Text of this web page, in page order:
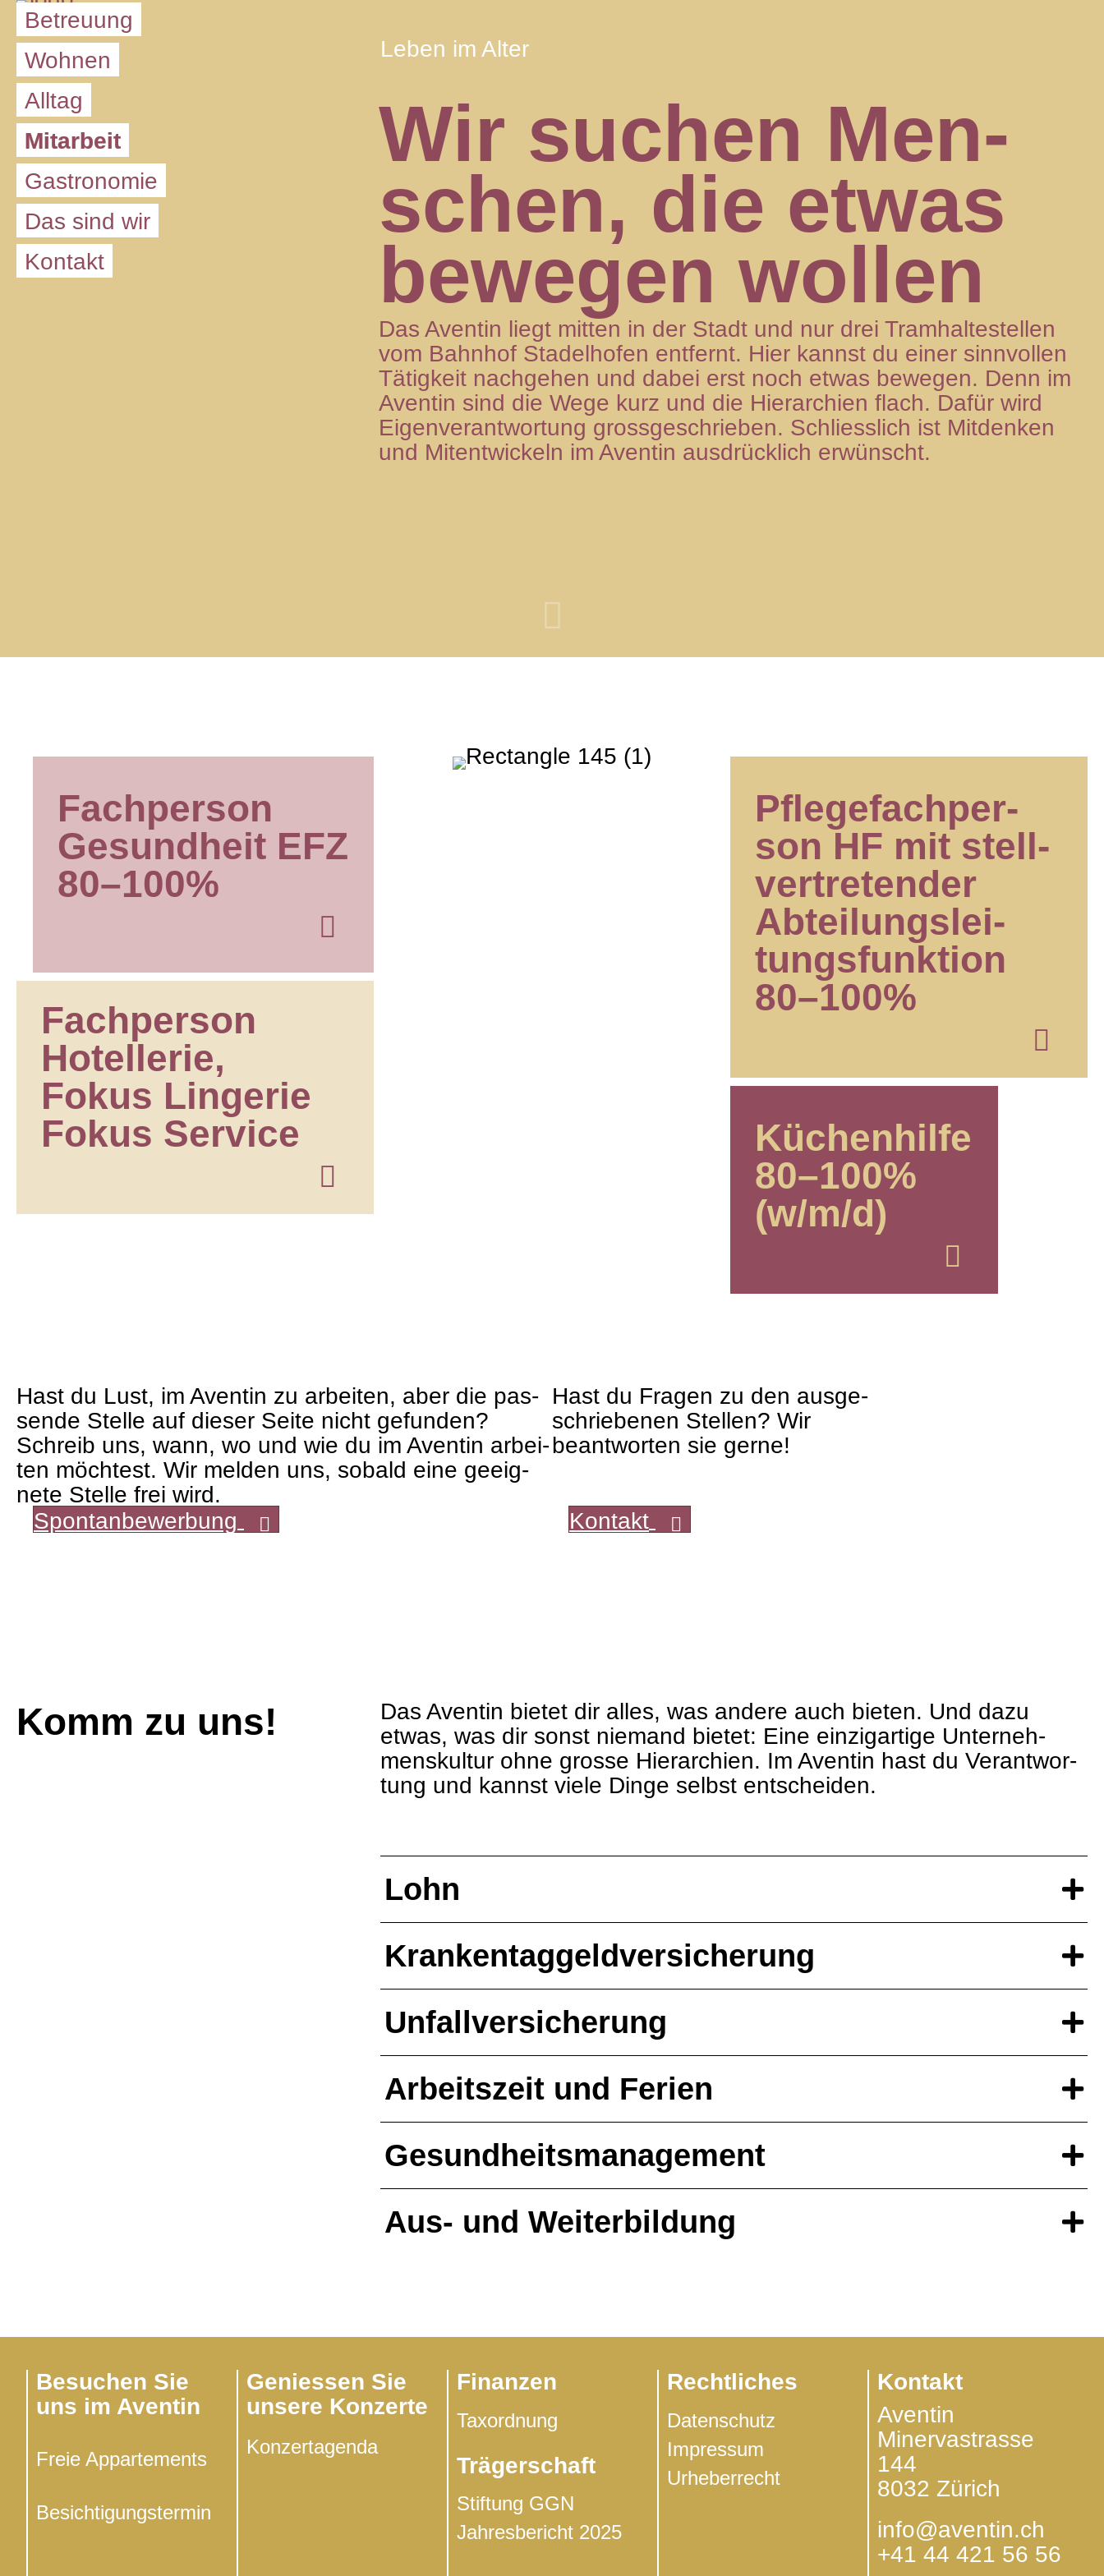
Betreu­ung
Woh­nen
All­tag
Mit­ar­beit
Gas­tro­no­mie
Das sind wir
Kon­takt
Leben im Alter
Wir suchen Men­
schen, die etwas
bewe­gen wol­len
Das Aven­tin liegt mit­ten in der Stadt und nur drei Tram­hal­te­stel­len
vom Bahn­hof Sta­del­ho­fen ent­fernt. Hier kannst du einer sinn­vol­len
Tätig­keit nach­ge­hen und dabei erst noch etwas bewe­gen. Denn im
Aven­tin sind die Wege kurz und die Hier­ar­chien flach. Dafür wird
Eigen­ver­ant­wor­tung gross­ge­schrie­ben. Schliess­lich ist Mit­den­ken
und Mit­ent­wi­ckeln im Aven­tin aus­drück­lich erwünscht.
Fach­per­son
Gesund­heit EFZ
80–100%
Fach­per­son
Hotel­le­rie,
Fokus Lin­ge­rie
Fokus Ser­vice
Pfle­ge­fach­per­
son HF mit stell­
ver­tre­ten­der
Abtei­lungs­lei­
tungs­funk­tion
80–100%
Küchen­hilfe
80–100%
(w/m/d)
Hast du Lust, im Aven­tin zu arbei­ten, aber die pas­
sende Stelle auf die­ser Seite nicht gefun­den?
Schreib uns, wann, wo und wie du im Aven­tin arbei­
ten möch­test. Wir mel­den uns, sobald eine geeig­
nete Stelle frei wird.
Spon­tan­be­wer­bung
Hast du Fra­gen zu den aus­ge­
schrie­be­nen Stel­len? Wir
beant­wor­ten sie gerne!
Kon­takt
Komm zu uns!
Das Aven­tin bie­tet dir alles, was andere auch bie­ten. Und dazu
etwas, was dir sonst nie­mand bie­tet: Eine ein­zig­ar­tige Unter­neh­
mens­kul­tur ohne grosse Hier­ar­chien. Im Aven­tin hast du Ver­ant­wor­
tung und kannst viele Dinge selbst ent­schei­den.
Lohn
Kran­ken­tag­geld­ver­si­che­rung
Unfall­ver­si­che­rung
Arbeits­zeit und Ferien
Gesund­heits­ma­nage­ment
Aus- und Wei­ter­bil­dung
Besuchen Sie
uns im Aventin
Freie Appar­te­ments
Besich­ti­gungs­ter­min
Geniessen Sie
unsere Konzerte
Kon­zert­agenda
Finanzen
Tax­ord­nung
Trägerschaft
Stif­tung GGN
Jah­res­be­richt 2025
Rechtliches
Daten­schutz
Impres­sum
Urhe­ber­recht
Kontakt
Aventin
Minervastrasse
144
8032 Zürich
info@aventin.ch
+41 44 421 56 56